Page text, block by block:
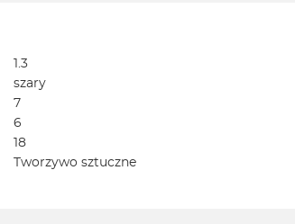
1.3
szary
7
6
18
Tworzywo sztuczne